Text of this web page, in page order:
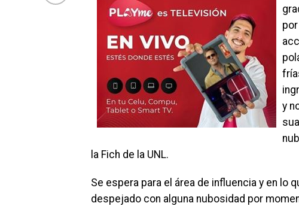
y
la Fich de la UNL.
Se espera para el área de influencia y en lo
despejado con alguna nubosidad por